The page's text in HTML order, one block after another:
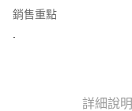
街口支付
悠遊付
AFTEE先享後付
銷售重點
詳細說明